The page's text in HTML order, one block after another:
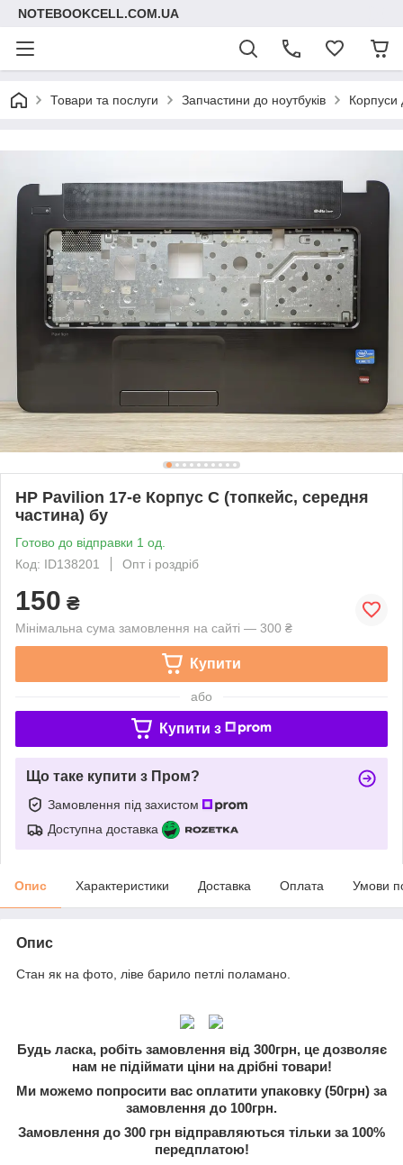
NOTEBOOKCELL.COM.UA
Товари та послуги Запчастини до ноутбуків Корпуси
HP Pavilion 17-e Корпус C (топкейс, середня
частина) бу
Готово до відправки 1 од.
Код: ID138201
Опт і роздріб
150 ₴
Мінімальна сума замовлення на сайті — 300 ₴
Купити
або
Купити з
Що таке купити з Пром?
Замовлення під захистом
Доступна доставка
Опис Характеристики Доставка Оплата Умови
Опис
Стан як на фото, ліве барило петлі поламано.
Будь ласка, робіть замовлення від 300грн, це дозволяє
нам не підіймати ціни на дрібні товари!
Ми можемо попросити вас оплатити упаковку (50грн) за
замовлення до 100грн.
Замовлення до 300 грн відправляються тільки за 100%
передплатою!